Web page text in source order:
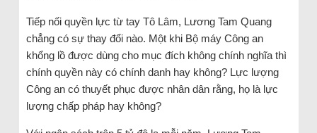
Tiếp nối quyền lực từ tay Tô Lâm, Lương Tam Quang
chẳng có sự thay đổi nào. Một khi Bộ máy Công an
khổng lồ được dùng cho mục đích không chính nghĩa thì
chính quyền này có chính danh hay không? Lực lượng
Công an có thuyết phục được nhân dân rằng, họ là lực
lượng chấp pháp hay không?